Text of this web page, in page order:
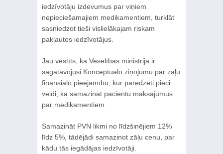
iedzīvotāju izdevumus par viņiem
nepieciešamajiem medikamentiem, turklāt
sasniedzot tieši vislielākajam riskam
pakļautos iedzīvotājus.
Jau vēstīts, ka Veselības ministrija ir
sagatavojusi Konceptuālo ziņojumu par zāļu
finansiālo pieejamību, kur paredzēti pieci
veidi, kā samazināt pacientu maksājumus
par medikamentiem.
Samazināt PVN likmi no līdzšinējiem 12%
līdz 5%, tādējādi samazinot zāļu cenu, par
kādu tās iegādājas iedzīvotāji.